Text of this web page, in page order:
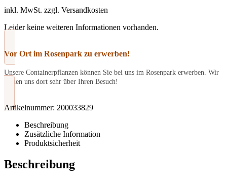
inkl. MwSt. zzgl. Versandkosten
Leider keine weiteren Informationen vorhanden.
Vor Ort im Rosenpark zu erwerben!
Unsere Containerpflanzen können Sie bei uns im Rosenpark erwerben. Wir
freuen uns dort sehr über Ihren Besuch!
Artikelnummer: 200033829
Beschreibung
Zusätzliche Information
Produktsicherheit
Beschreibung